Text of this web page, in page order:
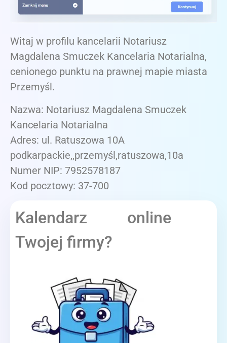
Witaj w profilu kancelarii Notariusz
Magdalena Smuczek Kancelaria Notarialna,
cenionego punktu na prawnej mapie miasta
Przemyśl.
Nazwa: Notariusz Magdalena Smuczek
Kancelaria Notarialna
Adres: ul. Ratuszowa 10A
podkarpackie,,przemyśl,ratuszowa,10a
Numer NIP: 7952578187
Kod pocztowy: 37-700
Kalendarz online
Twojej firmy?